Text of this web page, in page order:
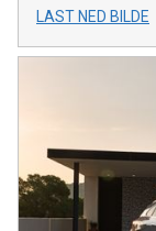
LAST NED BILDE